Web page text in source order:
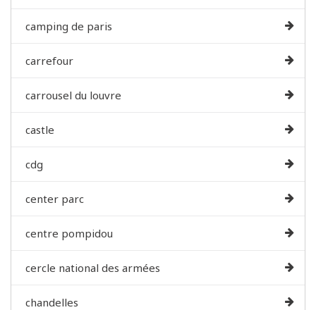
camping de paris
carrefour
carrousel du louvre
castle
cdg
center parc
centre pompidou
cercle national des armées
chandelles